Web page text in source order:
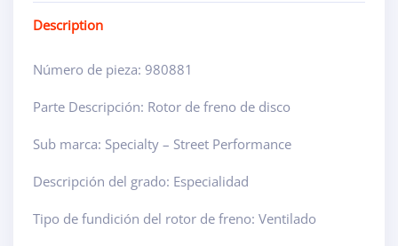
Description
Número de pieza: 980881
Parte Descripción: Rotor de freno de disco
Sub marca: Specialty – Street Performance
Descripción del grado: Especialidad
Tipo de fundición del rotor de freno: Ventilado